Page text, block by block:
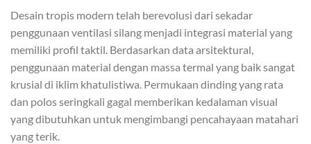
Desain tropis modern telah berevolusi dari sekadar
penggunaan ventilasi silang menjadi integrasi material yang
memiliki profil taktil. Berdasarkan data arsitektural,
penggunaan material dengan massa termal yang baik sangat
krusial di iklim khatulistiwa. Permukaan dinding yang rata
dan polos seringkali gagal memberikan kedalaman visual
yang dibutuhkan untuk mengimbangi pencahayaan matahari
yang terik.